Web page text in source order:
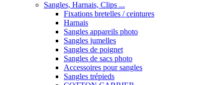
Sangles, Harnais, Clips ...
Fixations bretelles / ceintures
Harnais
Sangles appareils photo
Sangles jumelles
Sangles de poignet
Sangles de sacs photo
Accessoires pour sangles
Sangles trépieds